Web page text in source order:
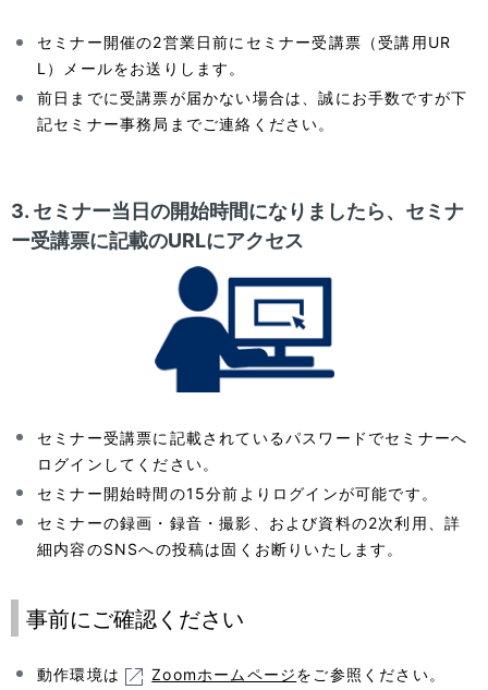
セミナー開催の2営業日前にセミナー受講票（受講用UR
L）メールをお送りします。
前日までに受講票が届かない場合は、誠にお手数ですが下
記セミナー事務局までご連絡ください。
3. セミナー当日の開始時間になりましたら、セミナ
ー受講票に記載のURLにアクセス
セミナー受講票に記載されているパスワードでセミナーへ
ログインしてください。
セミナー開始時間の15分前よりログインが可能です。
セミナーの録画・録音・撮影、および資料の2次利用、詳
細内容のSNSへの投稿は固くお断りいたします。
事前にご確認ください
動作環境は Zoomホームページをご参照ください。